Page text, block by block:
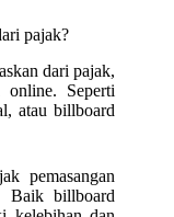
pajak?
dari pajak,
online. Seperti
atau billboard
pemasangan
Baik billboard